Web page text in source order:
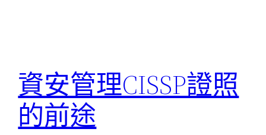
資安管理CISSP證照
的前途